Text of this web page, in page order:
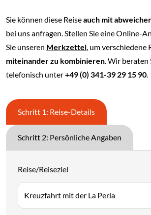
Sie können diese Reiseauch mit
bei uns anfragen. Stellen Sie eine Online-
Sie unseren Merkzettel , um verschiedene
miteinander zu kombinieren . Wir beraten
telefonisch unter+49 (0) 341-39 29 15 90
Schritt 1: Reise-Details
Schritt 2: Persönliche Angaben
Reise/Reiseziel